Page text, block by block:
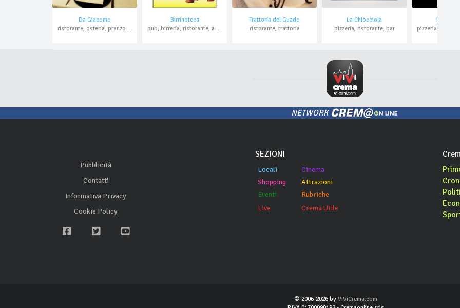
Da Giacomo
ristorante, osteria, pranzo di lavoro
Birrinoteca
pub, birreria, ristorante, asporto
Trattoria del Guado
ristorante, trattoria
La Chiocciola
pizzeria, ristorante, bar
Food
NETWORK
Pubblicità
Contatti
Informativa Privacy
Cookie Policy
SEZIONI
Locali
Shopping
Eventi
Live
Cinema
Attrazioni
Rubriche
Crema Utile
© 2006-2026 by ViViCrema.com